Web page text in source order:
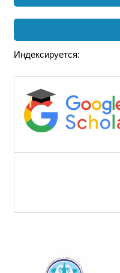
Индексируется: